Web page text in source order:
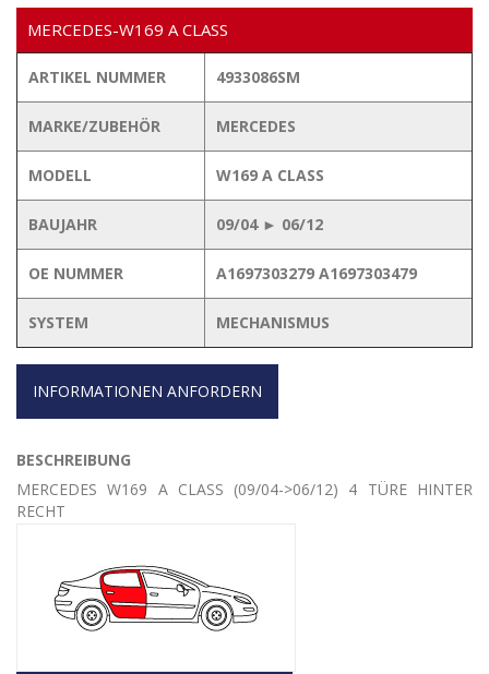
MERCEDES-W169 A CLASS
ARTIKEL NUMMER 4933086SM
MARKE/ZUBEHÖR MERCEDES
MODELL W169 A CLASS
BAUJAHR 09/04 ► 06/12
OE NUMMER A1697303279 A1697303479
SYSTEM MECHANISMUS
INFORMATIONEN ANFORDERN
BESCHREIBUNG
MERCEDES W169 A CLASS (09/04->06/12) 4 TÜRE HINTER
RECHT